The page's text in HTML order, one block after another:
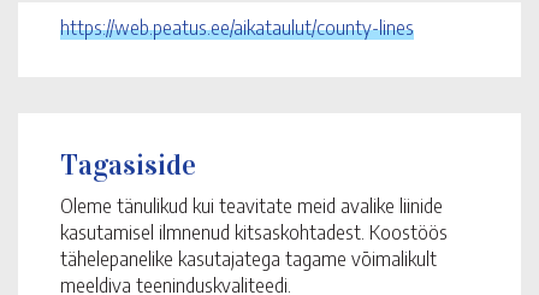
https://web.peatus.ee/aikataulut/county-lines
Tagasiside
Oleme tänulikud kui teavitate meid avalike liinide
kasutamisel ilmnenud kitsaskohtadest. Koostöös
tähelepanelike kasutajatega tagame võimalikult
meeldiva teeninduskvaliteedi.